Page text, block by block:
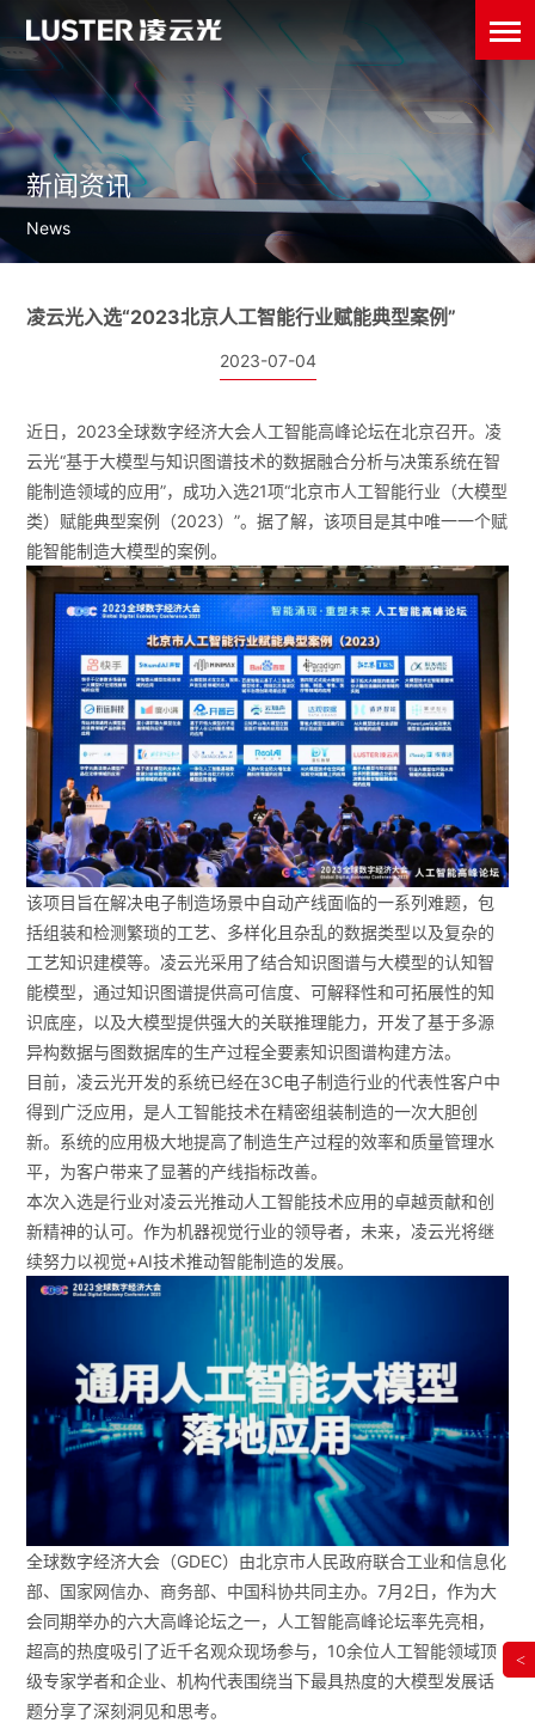
新闻资讯
News
凌云光入选“2023北京人工智能行业赋能典型案例”
2023-07-04
近日，2023全球数字经济大会人工智能高峰论坛在北京召开。凌
云光“基于大模型与知识图谱技术的数据融合分析与决策系统在智
能制造领域的应用”，成功入选21项“北京市人工智能行业（大模型
类）赋能典型案例（2023）”。据了解，该项目是其中唯一一个赋
能智能制造大模型的案例。
该项目旨在解决电子制造场景中自动产线面临的一系列难题，包
括组装和检测繁琐的工艺、多样化且杂乱的数据类型以及复杂的
工艺知识建模等。凌云光采用了结合知识图谱与大模型的认知智
能模型，通过知识图谱提供高可信度、可解释性和可拓展性的知
识底座，以及大模型提供强大的关联推理能力，开发了基于多源
异构数据与图数据库的生产过程全要素知识图谱构建方法。
目前，凌云光开发的系统已经在3C电子制造行业的代表性客户中
得到广泛应用，是人工智能技术在精密组装制造的一次大胆创
新。系统的应用极大地提高了制造生产过程的效率和质量管理水
平，为客户带来了显著的产线指标改善。
本次入选是行业对凌云光推动人工智能技术应用的卓越贡献和创
新精神的认可。作为机器视觉行业的领导者，未来，凌云光将继
续努力以视觉+AI技术推动智能制造的发展。
全球数字经济大会（GDEC）由北京市人民政府联合工业和信息化
部、国家网信办、商务部、中国科协共同主办。7月2日，作为大
会同期举办的六大高峰论坛之一，人工智能高峰论坛率先亮相，
超高的热度吸引了近千名观众现场参与，10余位人工智能领域顶
级专家学者和企业、机构代表围绕当下最具热度的大模型发展话
题分享了深刻洞见和思考。
<